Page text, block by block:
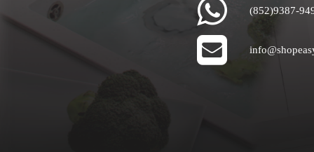
(852)9387-